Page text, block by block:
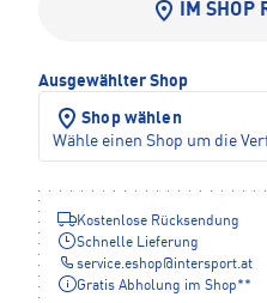
IM SHOP
Ausgewählter Shop
Shop wählen
Wähle einen Shop um die
Kostenlose Rücksendung
Schnelle Lieferung
service.eshop@intersport.at
Gratis Abholung im Shop**